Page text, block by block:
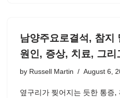
남양주요로결석, 참지
원인, 증상, 치료, 그리
by Russell Martin August 6,
옆구리가 찢어지는 듯한 통증,